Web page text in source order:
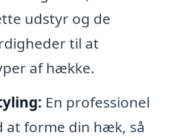
udstyr og de
til at
af hække.
En professionel
at forme din hæk, så